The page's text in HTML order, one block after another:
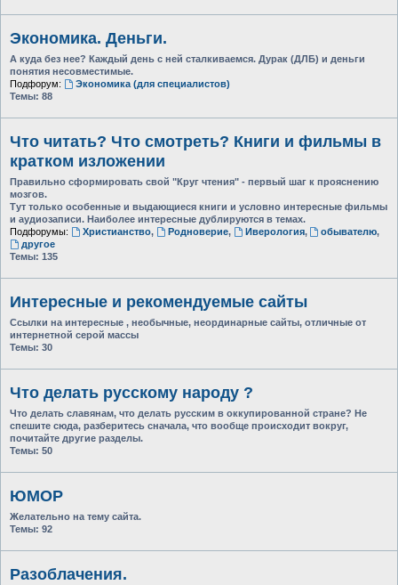
Экономика. Деньги.
А куда без нее? Каждый день с ней сталкиваемся. Дурак (ДЛБ) и деньги
понятия несовместимые.
Подфорум:
Экономика (для специалистов)
Темы: 88
Что читать? Что смотреть? Книги и фильмы в
кратком изложении
Правильно сформировать свой "Круг чтения" - первый шаг к прояснению
мозгов.
Тут только особенные и выдающиеся книги и условно интересные фильмы
и аудиозаписи. Наиболее интересные дублируются в темах.
Подфорумы:
Христианство, Родноверие, Иверология, обывателю,
другое
Темы: 135
Интересные и рекомендуемые сайты
Ссылки на интересные , необычные, неординарные сайты, отличные от
интернетной серой массы
Темы: 30
Что делать русскому народу ?
Что делать славянам, что делать русским в оккупированной стране? Не
спешите сюда, разберитесь сначала, что вообще происходит вокруг,
почитайте другие разделы.
Темы: 50
ЮМОР
Желательно на тему сайта.
Темы: 92
Разоблачения.